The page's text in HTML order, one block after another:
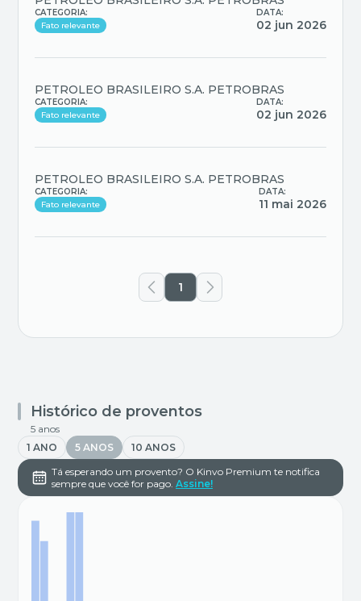
CATEGORIA:
Fato relevante
DATA:
02 jun 2026
PETROLEO BRASILEIRO S.A. PETROBRAS
CATEGORIA:
Fato relevante
DATA:
02 jun 2026
PETROLEO BRASILEIRO S.A. PETROBRAS
CATEGORIA:
Fato relevante
DATA:
11 mai 2026
1
Histórico de proventos
5 anos
1 ANO
5 ANOS
10 ANOS
Tá esperando um provento? O Kinvo Premium te notifica
sempre que você for pago. Assine!